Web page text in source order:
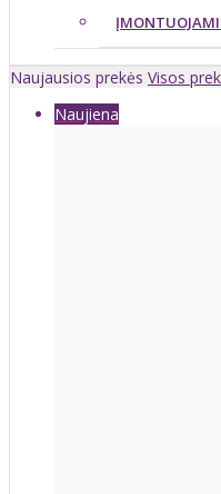
Naujausios prekės Visos
Naujiena